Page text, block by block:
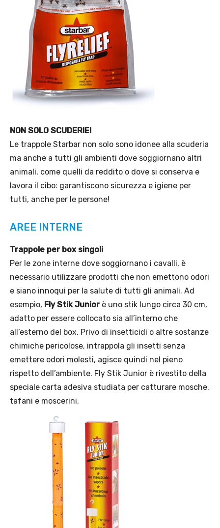
NON SOLO SCUDERIE!
Le trappole Starbar non solo sono idonee alla scuderia
ma anche a tutti gli ambienti dove soggiornano altri
animali, come quelli da reddito o dove si conserva e
lavora il cibo: garantiscono sicurezza e igiene per
tutti, anche per le persone!
AREE INTERNE
Trappole per box singoli
Per le zone interne dove soggiornano i cavalli, è
necessario utilizzare prodotti che non emettono odori
e siano innoqui per la salute di tutti gli animali. Ad
esempio, Fly Stik Juniorè uno stik lungo circa 30 cm,
adatto per essere collocato sia all’interno che
all’esterno del box. Privo di insetticidi o altre sostanze
chimiche pericolose, intrappola gli insetti senza
emettere odori molesti, agisce quindi nel pieno
rispetto dell’ambiente. Fly Stik Junior è rivestito della
speciale carta adesiva studiata per catturare mosche,
tafani e moscerini.